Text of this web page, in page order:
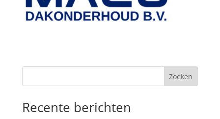
Zoeken
Recente berichten